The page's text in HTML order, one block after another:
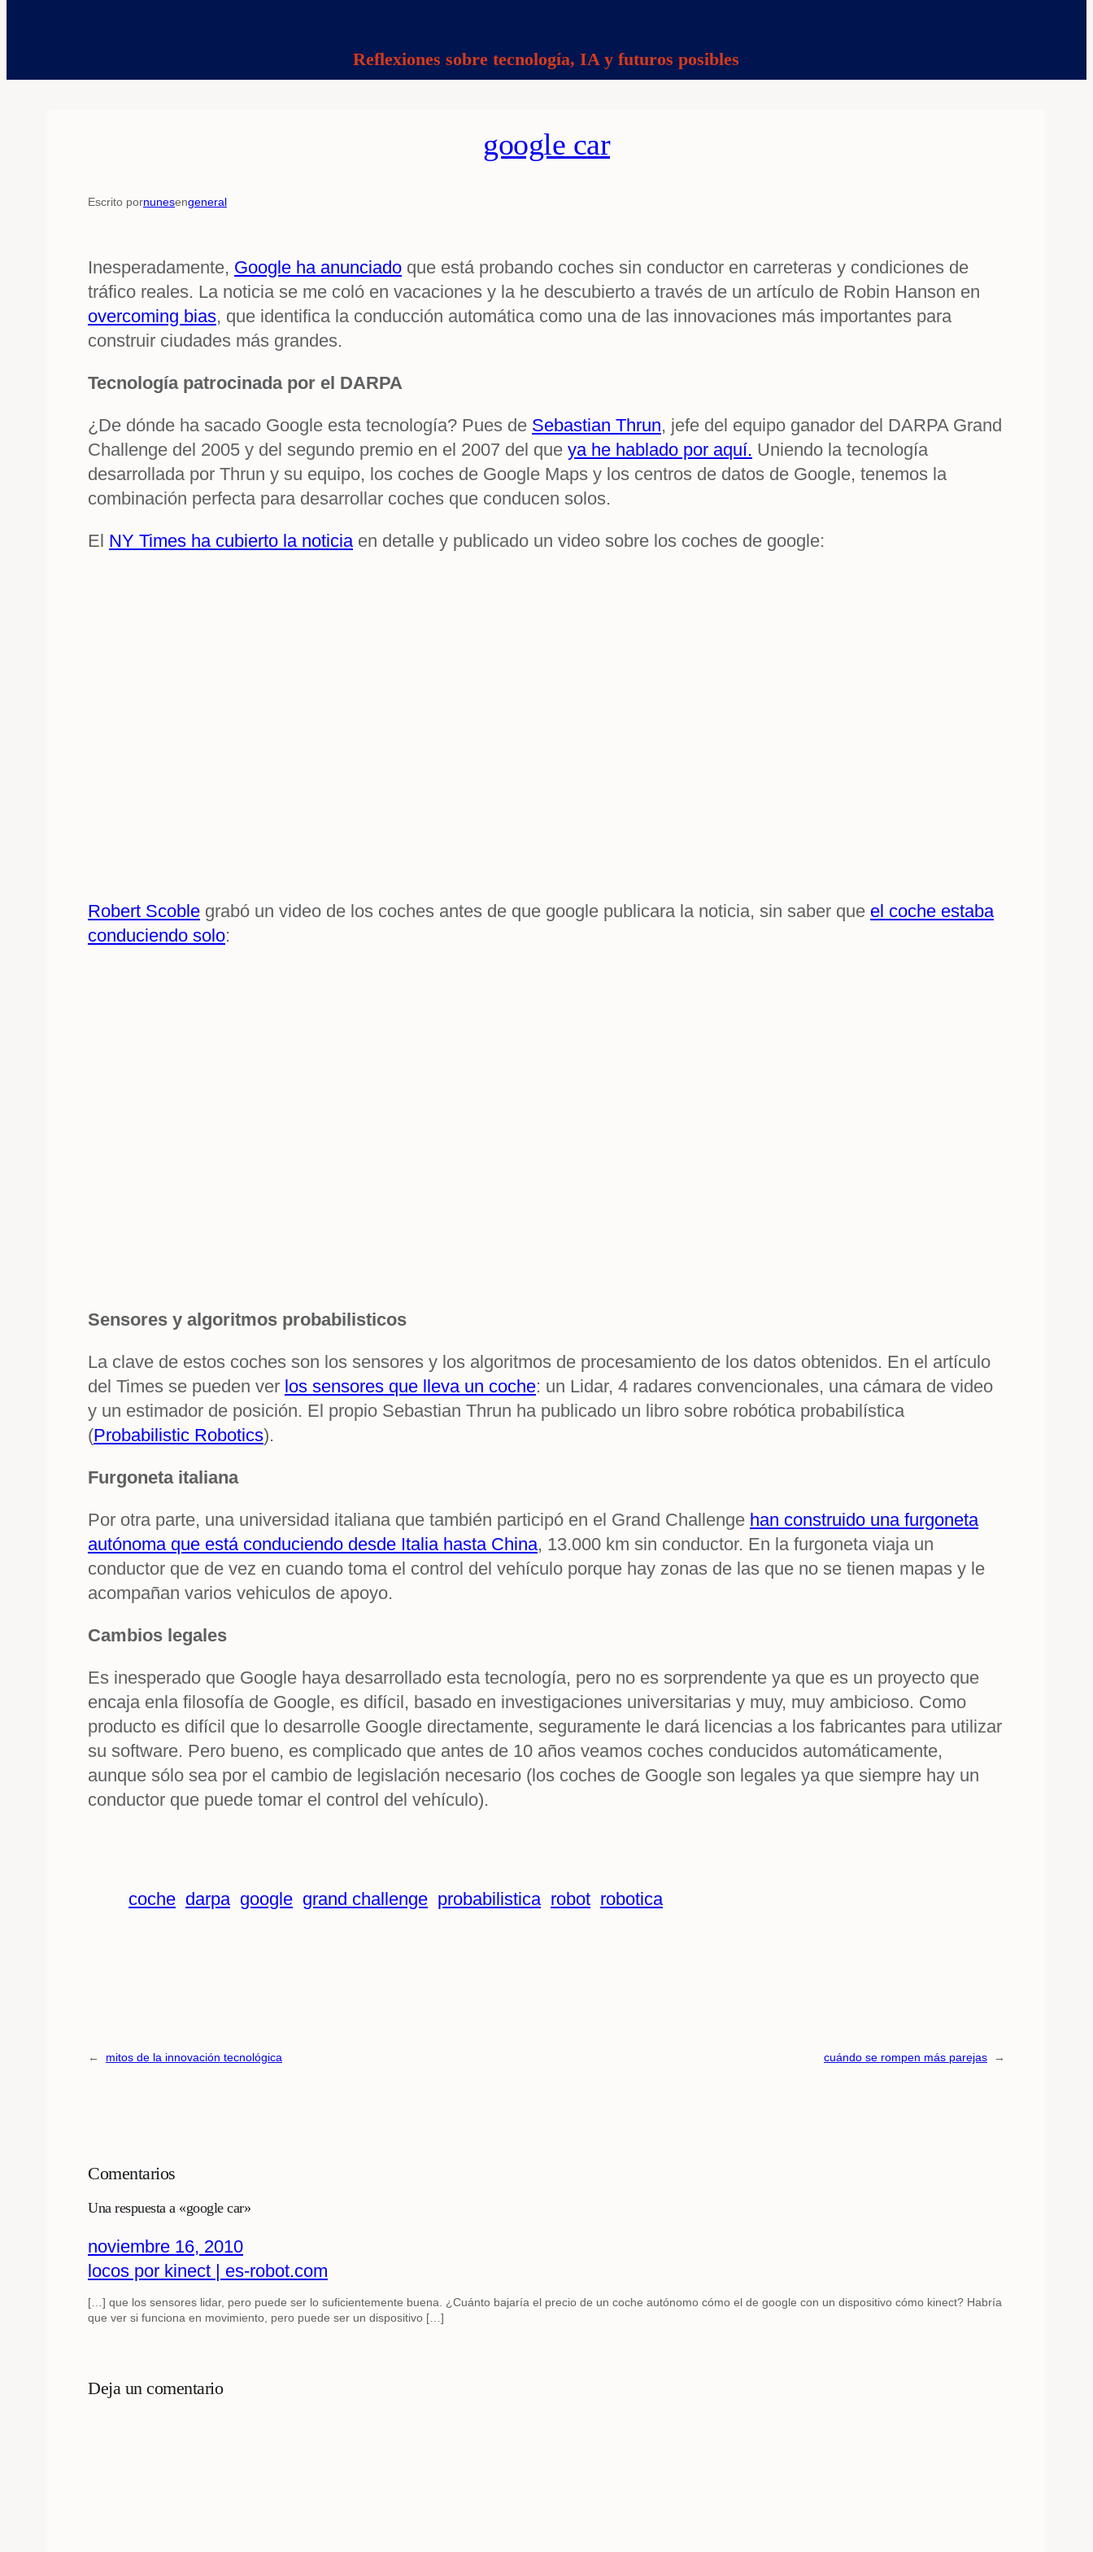
Reflexiones sobre tecnología, IA y futuros posibles
google car
Escrito pornunesengeneral
Inesperadamente, Google ha anunciado que está probando coches sin conductor en carreteras y condiciones de
tráfico reales. La noticia se me coló en vacaciones y la he descubierto a través de un artículo de Robin Hanson en
overcoming bias, que identifica la conducción automática como una de las innovaciones más importantes para
construir ciudades más grandes.
Tecnología patrocinada por el DARPA
¿De dónde ha sacado Google esta tecnología? Pues de Sebastian Thrun, jefe del equipo ganador del DARPA Grand
Challenge del 2005 y del segundo premio en el 2007 del que ya he hablado por aquí. Uniendo la tecnología
desarrollada por Thrun y su equipo, los coches de Google Maps y los centros de datos de Google, tenemos la
combinación perfecta para desarrollar coches que conducen solos.
El NY Times ha cubierto la noticiaen detalle y publicado un video sobre los coches de google:
Robert Scoble grabó un video de los coches antes de que google publicara la noticia, sin saber que el coche estaba
conduciendo solo:
Sensores y algoritmos probabilisticos
La clave de estos coches son los sensores y los algoritmos de procesamiento de los datos obtenidos. En el artículo
del Times se pueden ver los sensores que lleva un coche: un Lidar, 4 radares convencionales, una cámara de video
y un estimador de posición. El propio Sebastian Thrun ha publicado un libro sobre robótica probabilística
(Probabilistic Robotics).
Furgoneta italiana
Por otra parte, una universidad italiana que también participó en el Grand Challenge han construido una furgoneta
autónoma que está conduciendo desde Italia hasta China, 13.000 km sin conductor. En la furgoneta viaja un
conductor que de vez en cuando toma el control del vehículo porque hay zonas de las que no se tienen mapas y le
acompañan varios vehiculos de apoyo.
Cambios legales
Es inesperado que Google haya desarrollado esta tecnología, pero no es sorprendente ya que es un proyecto que
encaja enla filosofía de Google, es difícil, basado en investigaciones universitarias y muy, muy ambicioso. Como
producto es difícil que lo desarrolle Google directamente, seguramente le dará licencias a los fabricantes para utilizar
su software. Pero bueno, es complicado que antes de 10 años veamos coches conducidos automáticamente,
aunque sólo sea por el cambio de legislación necesario (los coches de Google son legales ya que siempre hay un
conductor que puede tomar el control del vehículo).
coche darpa google grand challenge probabilistica robot robotica
← mitos de la innovación tecnológica cuándo se rompen más parejas →
Comentarios
Una respuesta a «google car»
noviembre 16, 2010
locos por kinect | es-robot.com
[…] que los sensores lidar, pero puede ser lo suficientemente buena. ¿Cuánto bajaría el precio de un coche autónomo cómo el de google con un dispositivo cómo kinect? Habría
que ver si funciona en movimiento, pero puede ser un dispositivo […]
Deja un comentario